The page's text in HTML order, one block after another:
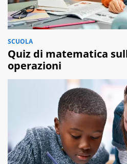
SCUOLA
Quiz di matematica
operazioni